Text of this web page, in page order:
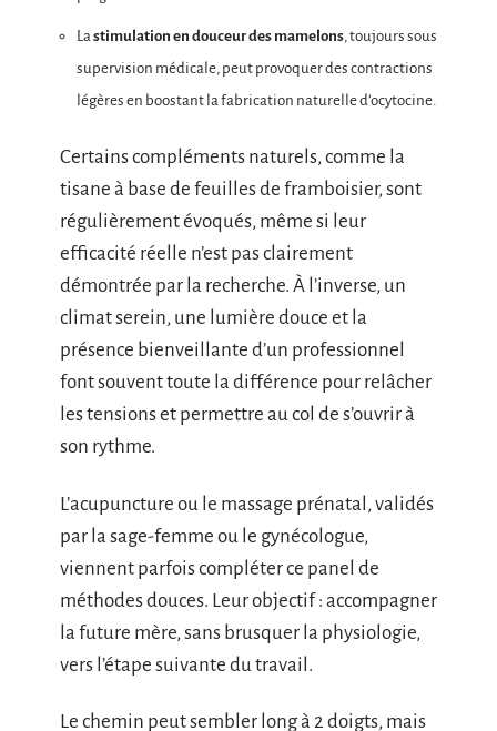
La stimulation en douceur des mamelons, toujours sous
supervision médicale, peut provoquer des contractions
légères en boostant la fabrication naturelle d’ocytocine.
Certains compléments naturels, comme la
tisane à base de feuilles de framboisier, sont
régulièrement évoqués, même si leur
efficacité réelle n’est pas clairement
démontrée par la recherche. À l’inverse, un
climat serein, une lumière douce et la
présence bienveillante d’un professionnel
font souvent toute la différence pour relâcher
les tensions et permettre au col de s’ouvrir à
son rythme.
L’acupuncture ou le massage prénatal, validés
par la sage-femme ou le gynécologue,
viennent parfois compléter ce panel de
méthodes douces. Leur objectif : accompagner
la future mère, sans brusquer la physiologie,
vers l’étape suivante du travail.
Le chemin peut sembler long à 2 doigts, mais